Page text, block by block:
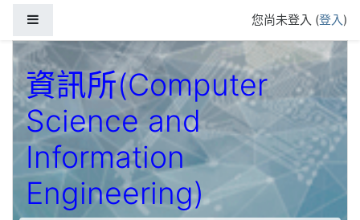
您尚未登入 (登入)
資訊所(Computer
Science and
Information
Engineering)